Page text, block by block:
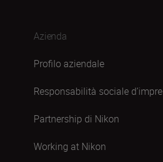
Azienda
Profilo aziendale
Responsabilità sociale
Partnership di Nikon
Working at Nikon